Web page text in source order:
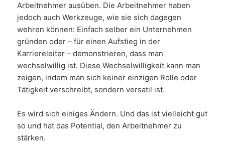
Arbeitnehmer ausüben. Die Arbeitnehmer haben
jedoch auch Werkzeuge, wie sie sich dagegen
wehren können: Einfach selber ein Unternehmen
gründen oder – für einen Aufstieg in der
Karriereleiter – demonstrieren, dass man
wechselwillig ist. Diese Wechselwilligkeit kann man
zeigen, indem man sich keiner einzigen Rolle oder
Tätigkeit verschreibt, sondern versatil ist.
Es wird sich einiges Ändern. Und das ist vielleicht gut
so und hat das Potential, den Arbeitnehmer zu
stärken.